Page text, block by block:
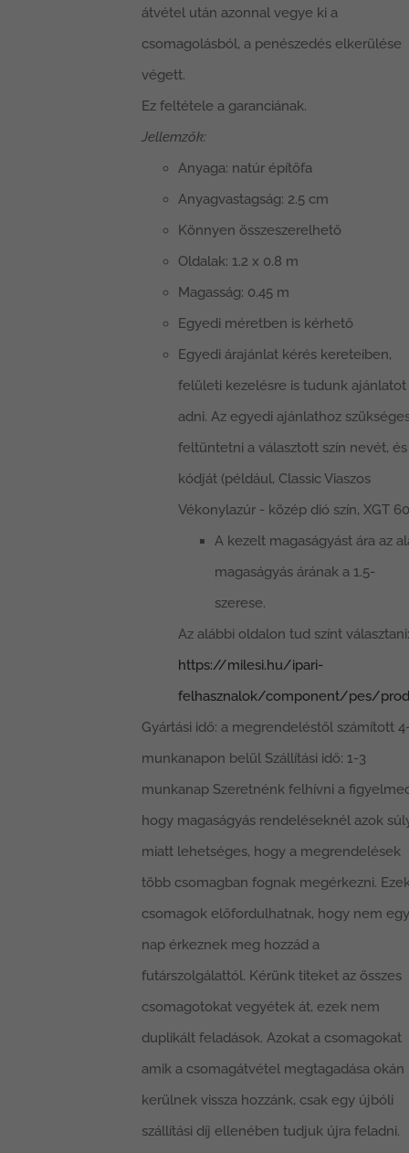
átvétel után azonnal vegye ki a
csomagolásból, a penészedés elkerülése
végett.
Ez feltétele a garanciának.
Jellemzők:
Anyaga: natúr építőfa
Anyagvastagság: 2.5 cm
Könnyen összeszerelhető
Oldalak: 1.2 x 0.8 m
Magasság: 0.45 m
Egyedi méretben is kérhető
Egyedi árajánlat kérés kereteiben,
felületi kezelésre is tudunk ajánlatot
adni. Az egyedi ajánlathoz
feltüntetni a választott szín nevét, és
kódját (például, Classic Viaszos
Vékonylazúr - közép dió szín, XGT
A kezelt magaságyást ára az
magaságyás árának a 1.5-
szerese.
Az alábbi oldalon tud színt választani:
https://milesi.hu/ipari-
felhasznalok/component/pes/
Gyártási idő: a megrendeléstől számított
munkanapon belül Szállítási idő: 1-3
munkanap Szeretnénk felhívni a
hogy magaságyás rendeléseknél azok
miatt lehetséges, hogy a megrendelések
több csomagban fognak megérkezni.
csomagok előfordulhatnak, hogy nem egy
nap érkeznek meg hozzád a
futárszolgálattól. Kérünk titeket az összes
csomagotokat vegyétek át, ezek nem
duplikált feladások. Azokat a csomagokat
amik a csomagátvétel megtagadása okán
kerülnek vissza hozzánk, csak egy újbóli
szállítási díj ellenében tudjuk újra feladni.